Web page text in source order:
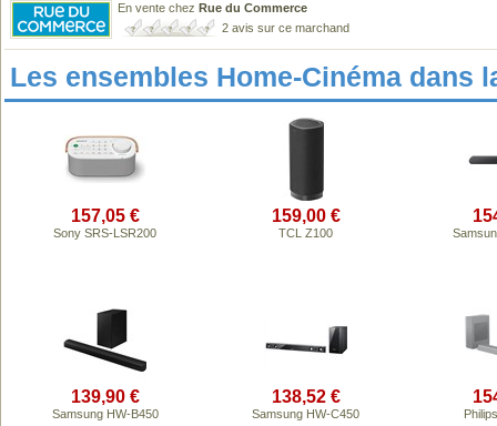
En vente chez Rue du Commerce
2 avis sur ce marchand
Les ensembles Home-Cinéma dans
157,05 €
Sony SRS-LSR200
159,00 €
TCL Z100
139,90 €
Samsung HW-B450
138,52 €
Samsung HW-C450